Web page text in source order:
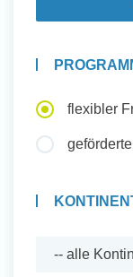
und
flexibler